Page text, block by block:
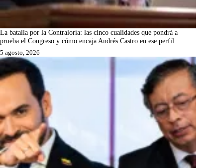
La batalla por la Contraloría: las cinco cualidades que pondrá a
prueba el Congreso y cómo encaja Andrés Castro en ese perfil
5 agosto, 2026